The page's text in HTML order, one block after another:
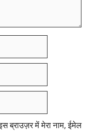
ब्राउज़र में मेरा नाम, ईमेल